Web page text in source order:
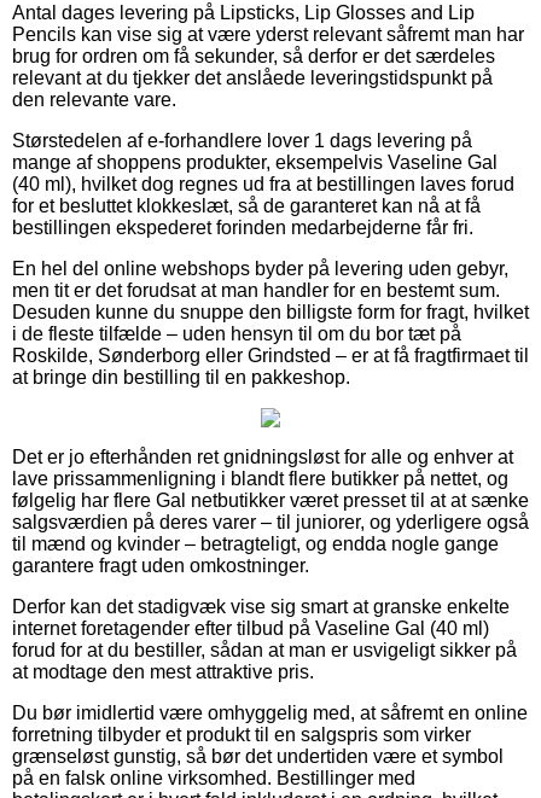
Antal dages levering på Lipsticks, Lip Glosses and Lip
Pencils kan vise sig at være yderst relevant såfremt man har
brug for ordren om få sekunder, så derfor er det særdeles
relevant at du tjekker det anslåede leveringstidspunkt på
den relevante vare.
Størstedelen af e-forhandlere lover 1 dags levering på
mange af shoppens produkter, eksempelvis Vaseline Gal
(40 ml), hvilket dog regnes ud fra at bestillingen laves forud
for et besluttet klokkeslæt, så de garanteret kan nå at få
bestillingen ekspederet forinden medarbejderne får fri.
En hel del online webshops byder på levering uden gebyr,
men tit er det forudsat at man handler for en bestemt sum.
Desuden kunne du snuppe den billigste form for fragt, hvilket
i de fleste tilfælde – uden hensyn til om du bor tæt på
Roskilde, Sønderborg eller Grindsted – er at få fragtfirmaet til
at bringe din bestilling til en pakkeshop.
Det er jo efterhånden ret gnidningsløst for alle og enhver at
lave prissammenligning i blandt flere butikker på nettet, og
følgelig har flere Gal netbutikker været presset til at at sænke
salgsværdien på deres varer – til juniorer, og yderligere også
til mænd og kvinder – betragteligt, og endda nogle gange
garantere fragt uden omkostninger.
Derfor kan det stadigvæk vise sig smart at granske enkelte
internet foretagender efter tilbud på Vaseline Gal (40 ml)
forud for at du bestiller, sådan at man er usvigeligt sikker på
at modtage den mest attraktive pris.
Du bør imidlertid være omhyggelig med, at såfremt en online
forretning tilbyder et produkt til en salgspris som virker
grænseløst gunstig, så bør det undertiden være et symbol
på en falsk online virksomhed. Bestillinger med